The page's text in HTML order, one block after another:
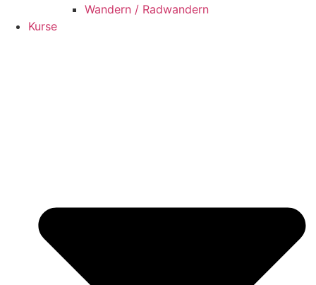
Wandern / Radwandern
Kurse